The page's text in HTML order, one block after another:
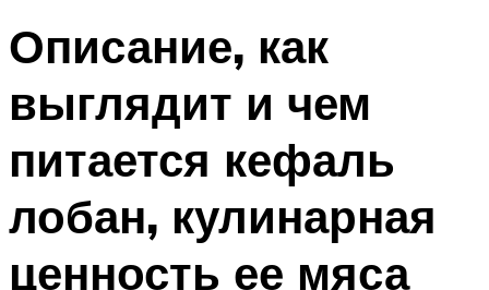
Описание, как
выглядит и чем
питается кефаль
лобан, кулинарная
ценность ее мяса